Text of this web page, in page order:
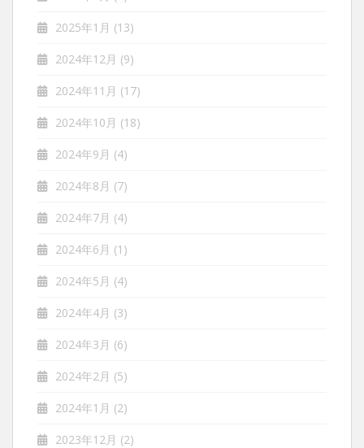
2025年1月 (13)
2024年12月 (9)
2024年11月 (17)
2024年10月 (18)
2024年9月 (4)
2024年8月 (7)
2024年7月 (4)
2024年6月 (1)
2024年5月 (4)
2024年4月 (3)
2024年3月 (6)
2024年2月 (5)
2024年1月 (2)
2023年12月 (2)